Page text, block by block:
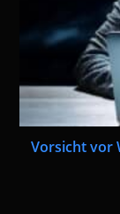
Vorsicht vor